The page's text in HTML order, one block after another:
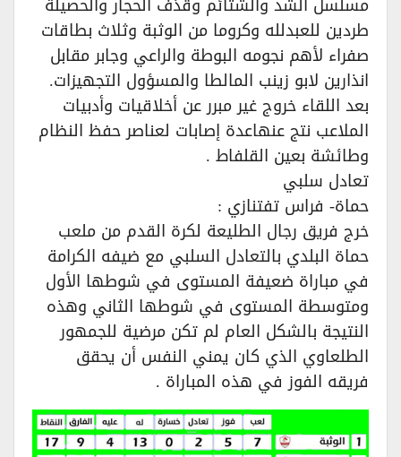
طردين للعبدلله وكروما من الوثبة وثلاث بطاقات
صفراء لأهم نجومه البوطة والراعي وجابر مقابل
انذارين لابو زينب المالطا والمسؤول التجهيزات.
بعد اللقاء خروج غير مبرر عن أخلاقيات وأدبيات
الملاعب نتج عنهاعدة إصابات لعناصر حفظ النظام
وطائشة بعين القلفاط .
تعادل سلبي
حماة- فراس تفتنازي :
خرج فريق رجال الطليعة لكرة القدم من ملعب
حماة البلدي بالتعادل السلبي مع ضيفه الكرامة
في مباراة ضعيفة المستوى في شوطها الأول
ومتوسطة المستوى في شوطها الثاني وهذه
النتيجة بالشكل العام لم تكن مرضية للجمهور
الطلعاوي الذي كان يمني النفس أن يحقق
فريقه الفوز في هذه المباراة .